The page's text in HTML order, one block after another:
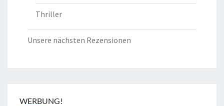
Thriller
Unsere nächsten Rezensionen
WERBUNG!